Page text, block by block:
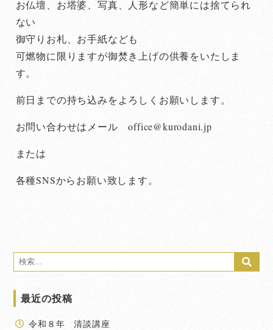
お仏壇、お塔婆、写真、人形など簡単には捨てられ
ない
御守りお札、お手紙なども
可燃物に限りますが御焚き上げの供養をいたしま
す。
前日までの持ち込みをよろしくお願いします。
お問い合わせはメール office@kurodani.jp
または
各種SNSからお願い致します。
最近の投稿
令和８年 清談講座